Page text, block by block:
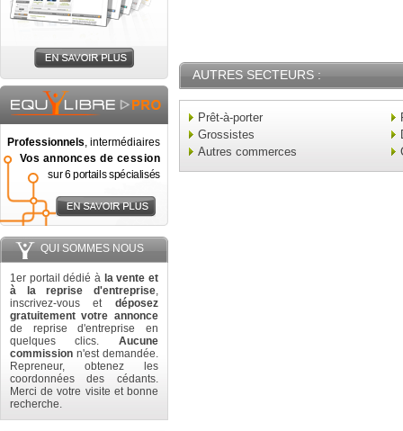
Professionnels, intermédiaires
Vos annonces de cession
sur 6 portails spécialisés
QUI SOMMES NOUS
1er portail dédié à la vente et
à la reprise d'entreprise,
inscrivez-vous et déposez
gratuitement votre annonce
de reprise d'entreprise en
quelques clics. Aucune
commission n'est demandée.
Repreneur, obtenez les
coordonnées des cédants.
Merci de votre visite et bonne
recherche.
AUTRES SECTEURS :
Prêt-à-porter
Grossistes
Autres commerces